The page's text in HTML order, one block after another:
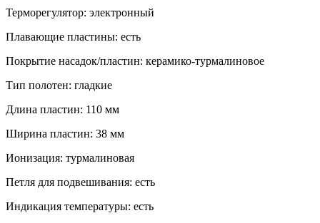
Терморегулятор: электронный
Плавающие пластины: есть
Покрытие насадок/пластин: керамико-турмалиновое
Тип полотен: гладкие
Длина пластин: 110 мм
Ширина пластин: 38 мм
Ионизация: турмалиновая
Петля для подвешивания: есть
Индикация температуры: есть